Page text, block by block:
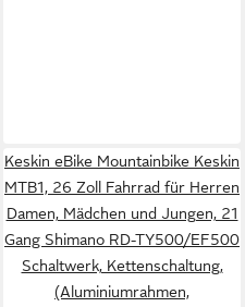
Keskin eBike Mountainbike Keskin
MTB1, 26 Zoll Fahrrad für Herren
Damen, Mädchen und Jungen, 21
Gang Shimano RD-TY500/EF500
Schaltwerk, Kettenschaltung,
(Aluminiumrahmen,